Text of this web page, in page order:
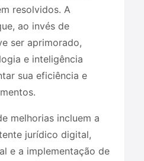
resolvidos. A
ao invés de
ser aprimorado,
e inteligência
sua eficiência e
melhorias incluem a
jurídico digital,
e a implementação de